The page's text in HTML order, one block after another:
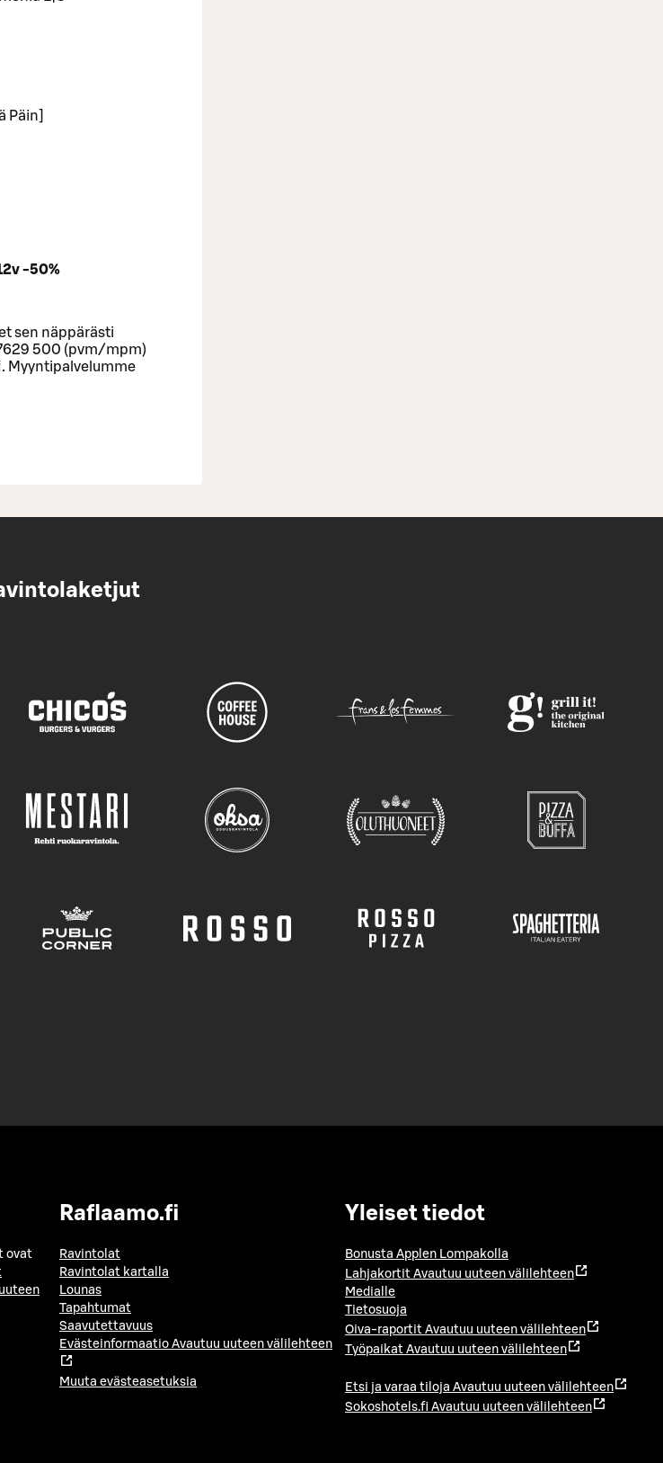
Päin]
-50%
sen näppärästi
500 (pvm/mpm)
Myyntipalvelumme
ovat
Raflaamo.fi
Ravintolat
Ravintolat kartalla
Lounas
Tapahtumat
Saavutettavuus
Evästeinformaatio Avautuu uuteen välilehteen
Muuta evästeasetuksia
Yleiset tiedot
Bonusta Applen Lompakolla
Lahjakortit Avautuu uuteen välilehteen
Medialle
Tietosuoja
Oiva-raportit Avautuu uuteen välilehteen
Työpaikat Avautuu uuteen välilehteen
Etsi ja varaa tiloja Avautuu uuteen välilehteen
Sokoshotels.fi Avautuu uuteen välilehteen